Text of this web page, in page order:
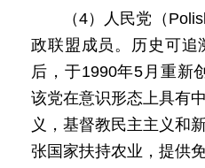
（4）人民党（
政联盟成员。历史可追
后，于1990年5月重新
该党在意识形态上具有
义，基督教民主主义和
张国家扶持农业，提供